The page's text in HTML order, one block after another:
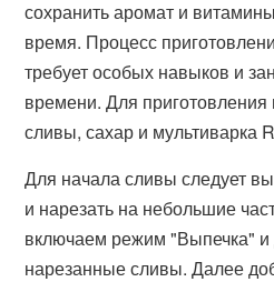
сохранить аромат и
время. Процесс
требует особых навыков и
времени. Для
сливы, сахар и мультиварка
Для начала сливы следует
и нарезать на небольшие
включаем режим "Выпечка"
нарезанные сливы. Далее